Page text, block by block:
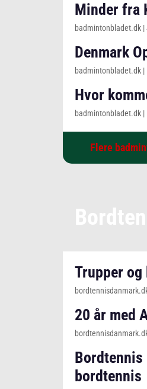
Minder fra
badmintonbladet.dk|
Denmark
badmintonbladet.dk|
Hvor
badmintonbladet.dk|
Flere
Trupper
20 år med
Bordtennis
bordtennis